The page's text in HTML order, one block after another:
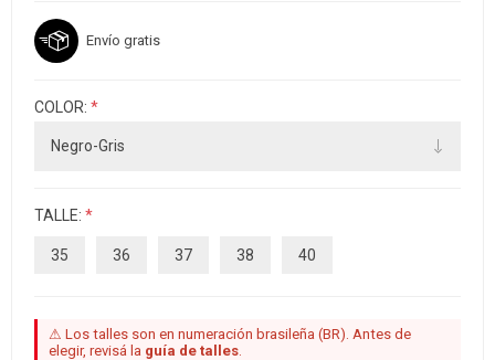
Envío gratis
COLOR: *
TALLE: *
35 36 37 38 40
⚠ Los talles son en numeración brasileña (BR). Antes de
elegir, revisá la guía de talles